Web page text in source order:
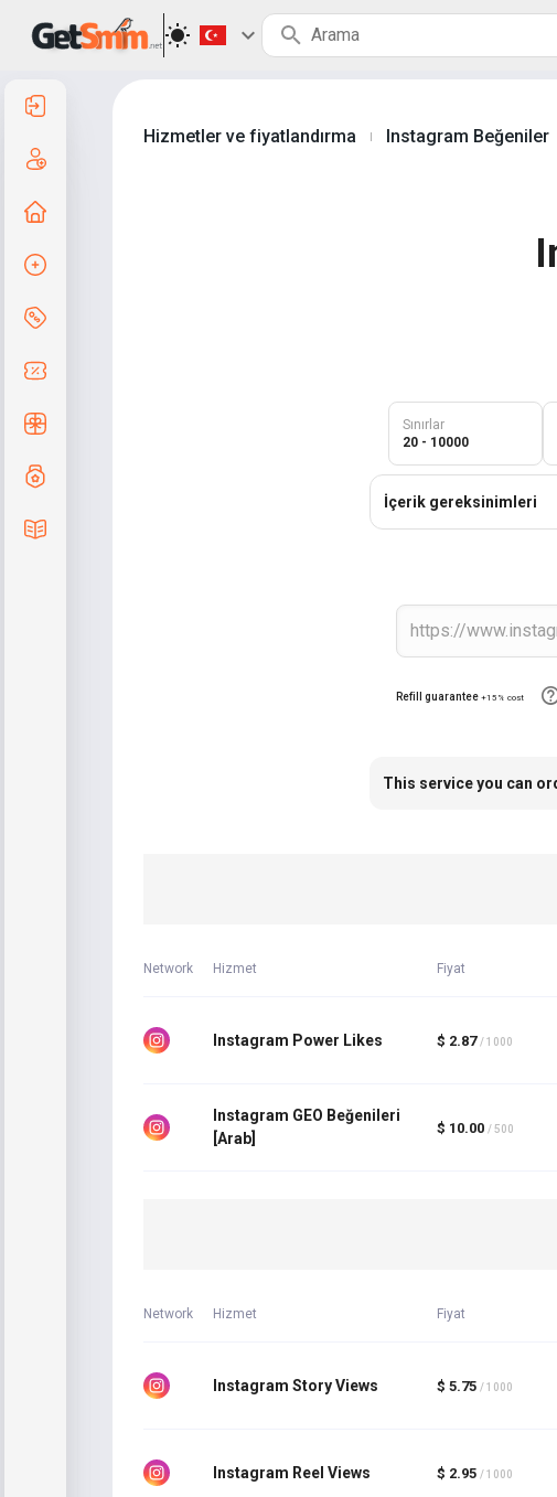
Hizmetler ve fiyatlandırma Instagram Beğeniler
Sınırlar
20 - 10000
İçerik gereksinimleri
Refill guarantee +15% cost
This service you can
Network Hizmet Fiyat
Instagram Power Likes $ 2.87 / 1000
Instagram GEO Beğenileri
[Arab]
$ 10.00 / 500
Network Hizmet Fiyat
Instagram Story Views $ 5.75 / 1000
Instagram Reel Views $ 2.95 / 1000